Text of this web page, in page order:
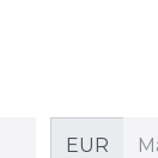
EUR